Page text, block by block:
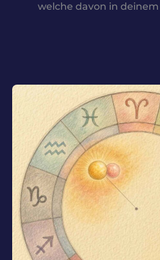
welche davon in